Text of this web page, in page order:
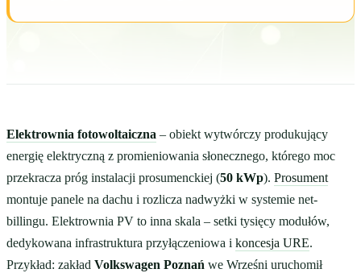
Elektrownia fotowoltaiczna – obiekt wytwórczy produkujący
energię elektryczną z promieniowania słonecznego, którego moc
przekracza próg instalacji prosumenckiej (50 kWp). Prosument
montuje panele na dachu i rozlicza nadwyżki w systemie net-
billingu. Elektrownia PV to inna skala – setki tysięcy modułów,
dedykowana infrastruktura przyłączeniowa i koncesja URE.
Przykład: zakład Volkswagen Poznań we Wrześni uruchomił